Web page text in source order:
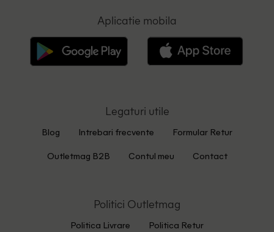
Aplicatie mobila
Legaturi utile
Blog Intrebari frecvente Formular Retur
Outletmag B2B Contul meu Contact
Politici Outletmag
Politica Livrare Politica Retur